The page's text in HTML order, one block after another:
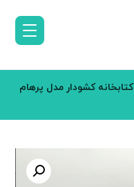
کتابخانه کشودار مدل پرهام